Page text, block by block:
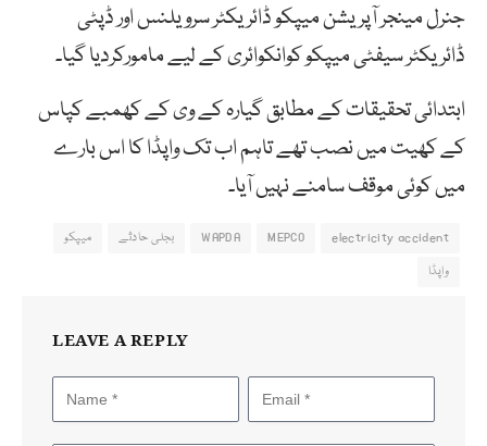
جنرل مینجر آپریشن میپکو ڈائریکٹر سرویلنس اور ڈپٹی
ڈائریکٹر سیفٹی میپکو کوانکوائری کے لیے مامورکردیا گیا۔
ابتدائی تحقیقات کے مطابق گیارہ کے وی کے کھمبے کپاس
کے کھیت میں نصب تھے تاہم اب تک واپڈا کا اس بارے
میں کوئی موقف سامنے نہیں آیا۔
electricity accident
MEPCO
WAPDA بجلی حادثے
میپکو
واپڈا
LEAVE A REPLY